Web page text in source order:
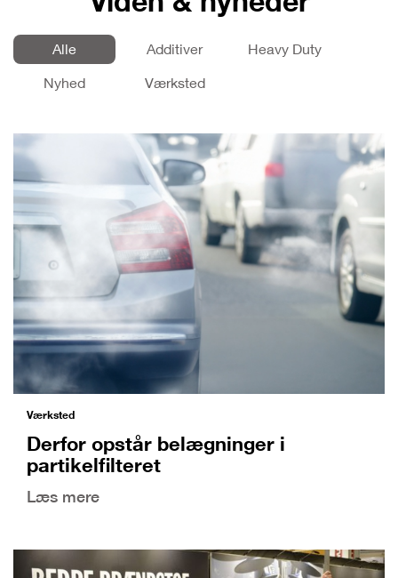
Alle Additiver
Heavy Duty
Nyhed
Værksted
Værksted
Derfor opstår belægninger i
partikelfilteret
Læs mere